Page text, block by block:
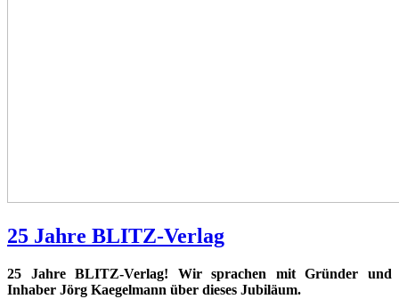
25 Jahre BLITZ-Verlag
25 Jahre BLITZ-Verlag! Wir sprachen mit Gründer und
Inhaber Jörg Kaegelmann über dieses Jubiläum.